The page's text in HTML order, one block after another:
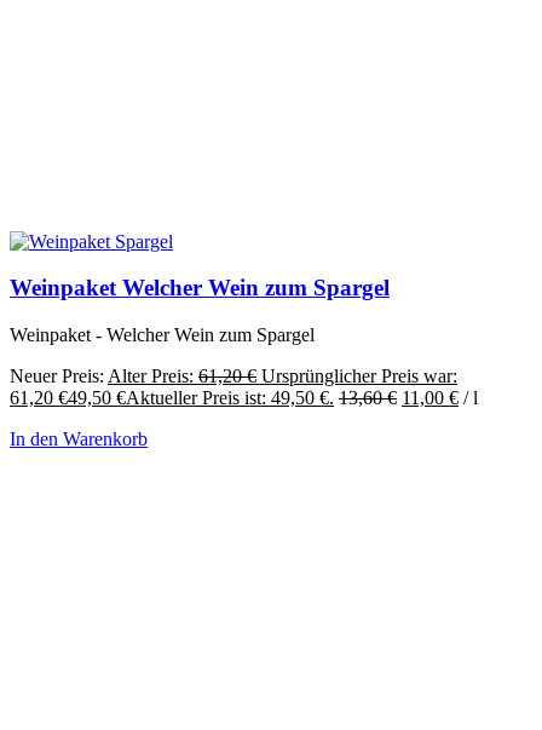
Weinpaket Welcher Wein zum Spargel
Weinpaket - Welcher Wein zum Spargel
Neuer Preis: Alter Preis: 61,20€ Ursprünglicher Preis war:
61,20 €49,50 €Aktueller Preis ist: 49,50 €. 13,60€ 11,00 € /l
In den Warenkorb